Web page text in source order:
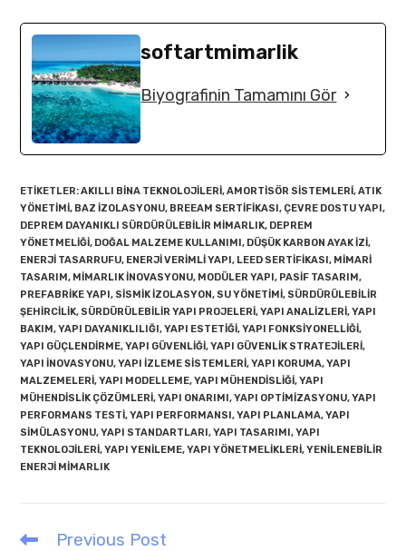
softartmimarlik
Biyografinin Tamamını Gör
ETIKETLER:AKILLI BINA TEKNOLOJILERI,AMORTISÖR SISTEMLERI,ATIK
YÖNETIMI, BAZ IZOLASYONU, BREEAM SERTIFIKASI, ÇEVRE DOSTU YAPI,
DEPREM DAYANIKLI SÜRDÜRÜLEBILIR MIMARLIK, DEPREM
YÖNETMELIĞI, DOĞAL MALZEME KULLANIMI, DÜŞÜK KARBON AYAK IZI,
ENERJI TASARRUFU, ENERJI VERIMLI YAPI, LEED SERTIFIKASI, MIMARI
TASARIM, MIMARLIK INOVASYONU, MODÜLER YAPI, PASIF TASARIM,
PREFABRIKE YAPI, SISMIK IZOLASYON, SU YÖNETIMI, SÜRDÜRÜLEBILIR
ŞEHIRCILIK, SÜRDÜRÜLEBILIR YAPI PROJELERI,YAPI ANALIZLERI,YAPI
BAKIM,YAPI DAYANIKLILIĞI,YAPI ESTETIĞI,YAPI FONKSIYONELLIĞI,
YAPI GÜÇLENDIRME,YAPI GÜVENLIĞI,YAPI GÜVENLIK STRATEJILERI,
YAPI INOVASYONU,YAPI IZLEME SISTEMLERI,YAPI KORUMA,YAPI
MALZEMELERI,YAPI MODELLEME,YAPI MÜHENDISLIĞI,YAPI
MÜHENDISLIK ÇÖZÜMLERI,YAPI ONARIMI,YAPI OPTIMIZASYONU,YAPI
PERFORMANS TESTI,YAPI PERFORMANSI,YAPI PLANLAMA,YAPI
SIMÜLASYONU,YAPI STANDARTLARI,YAPI TASARIMI,YAPI
TEKNOLOJILERI,YAPI YENILEME,YAPI YÖNETMELIKLERI,YENILENEBILIR
ENERJI MIMARLIK
Read
Previous Post